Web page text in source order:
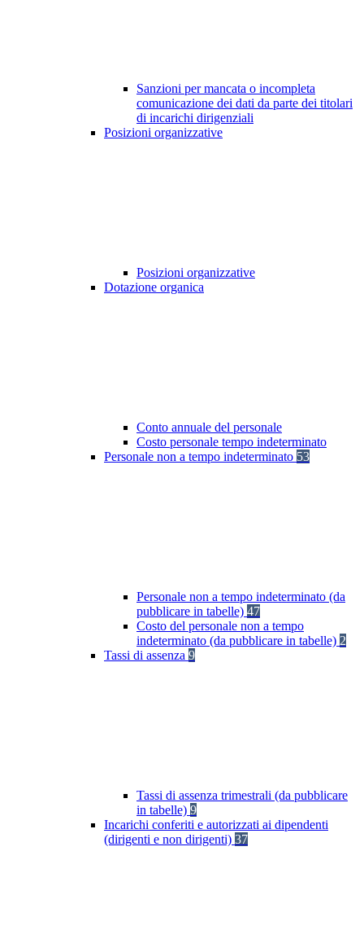
Sanzioni per mancata o incompleta
comunicazione dei dati da parte dei titolari
di incarichi dirigenziali
Posizioni organizzative
Posizioni organizzative
Dotazione organica
Conto annuale del personale
Costo personale tempo indeterminato
Personale non a tempo indeterminato 53
Personale non a tempo indeterminato (da
pubblicare in tabelle) 47
Costo del personale non a tempo
indeterminato (da pubblicare in tabelle) 2
Tassi di assenza 9
Tassi di assenza trimestrali (da pubblicare
in tabelle) 9
Incarichi conferiti e autorizzati ai dipendenti
(dirigenti e non dirigenti) 37